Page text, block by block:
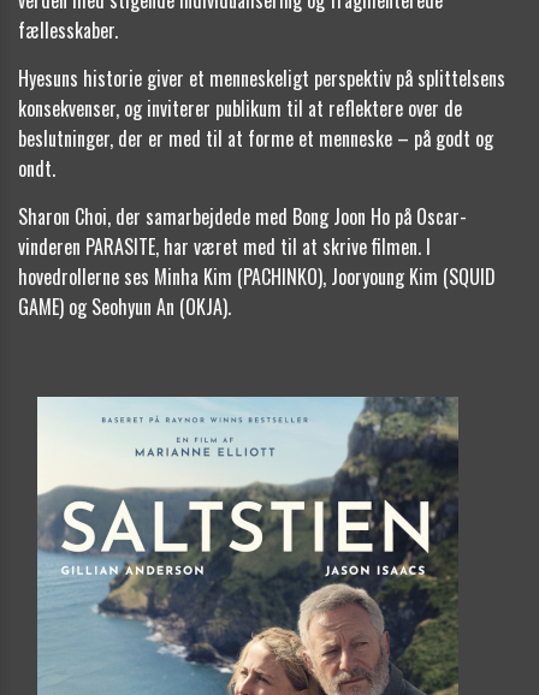
fællesskaber.
Hyesuns historie giver et menneskeligt perspektiv på splittelsens
konsekvenser, og inviterer publikum til at reflektere over de
beslutninger, der er med til at forme et menneske – på godt og
ondt.
Sharon Choi, der samarbejdede med Bong Joon Ho på Oscar-
vinderen PARASITE, har været med til at skrive filmen. I
hovedrollerne ses Minha Kim (PACHINKO), Jooryoung Kim (SQUID
GAME) og Seohyun An (OKJA).